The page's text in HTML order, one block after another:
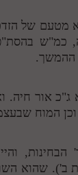
מטעם של
כמ"ש
ההמשך.
אור חיה.
המוח
ב'). שהוא